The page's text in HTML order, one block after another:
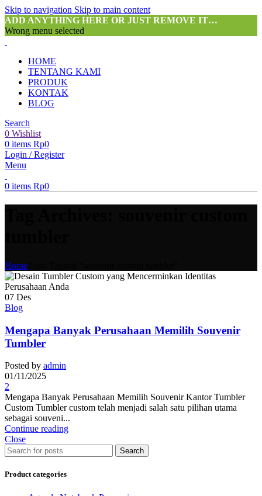
Skip to navigation Skip to main content
ADD ANYTHING HERE OR JUST REMOVE IT…
Wrong menu selected
HOME
TENTANG KAMI
PRODUK
KONTAK
BLOG
Search
0 Wishlist
0 items Rp0
Login / Register
Menu
0 items Rp0
Home
07 Des
Blog
Mengapa Banyak Perusahaan Memilih Souvenir
Tumbler
Posted by admin
01/11/2025
2
Mengapa Banyak Perusahaan Memilih Souvenir Kantor Tumbler
Custom Tumbler custom telah menjadi salah satu pilihan utama
sebagai souveni...
Continue reading
Close
Search
Product categories